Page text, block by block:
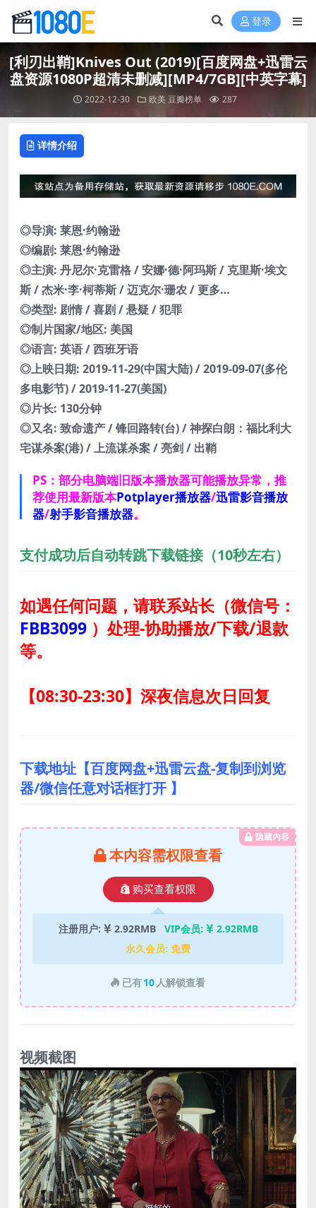
登录
[利刃出鞘]Knives Out (2019)[百度网盘+迅雷云
盘资源1080P超清未删减][MP4/7GB][中英字幕]
2022-12-30 欧美豆瓣榜单 287
详情介绍
◎导演: 莱恩·约翰逊
◎编剧: 莱恩·约翰逊
◎主演: 丹尼尔·克雷格 / 安娜·德·阿玛斯 / 克里斯·埃文
斯 / 杰米·李·柯蒂斯 / 迈克尔·珊农 / 更多…
◎类型: 剧情 / 喜剧 / 悬疑 / 犯罪
◎制片国家/地区: 美国
◎语言: 英语 / 西班牙语
◎上映日期: 2019-11-29(中国大陆) / 2019-09-07(多伦
多电影节) / 2019-11-27(美国)
◎片长: 130分钟
◎又名: 致命遗产 / 锋回路转(台) / 神探白朗：福比利大
宅谋杀案(港) / 上流谋杀案 / 亮剑 / 出鞘
PS：部分电脑端旧版本播放器可能播放异常，推
荐使用最新版本Potplayer播放器/迅雷影音播放
器/射手影音播放器。
支付成功后自动转跳下载链接（10秒左右）
如遇任何问题，请联系站长（微信号：
FBB3099 ） 处理-协助播放/下载/退款
等。
【08:30-23:30】深夜信息次日回复
下载地址【百度网盘+迅雷云盘-复制到浏览
器/微信任意对话框打开 】
隐藏内容
本内容需权限查看
购买查看权限
注册用户: 2.92RMB VIP会员:
2.92RMB
永久会员: 免费
已有10 人解锁查看
视频截图